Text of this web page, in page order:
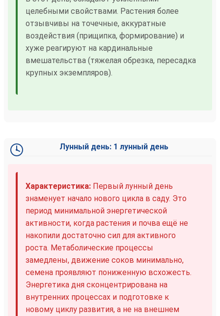
целебными свойствами. Растения более
отзывчивы на точечные, аккуратные
воздействия (прищипка, формирование) и
хуже реагируют на кардинальные
вмешательства (тяжелая обрезка, пересадка
крупных экземпляров).
Лунный день: 1 лунный день
Характеристика: Первый лунный день
знаменует начало нового цикла в саду. Это
период минимальной энергетической
активности, когда растения и почва ещё не
накопили достаточно сил для активного
роста. Метаболические процессы
замедлены, движение соков минимально,
семена проявляют пониженную всхожесть.
Энергетика дня сконцентрирована на
внутренних процессах и подготовке к
новому циклу развития, а не на внешнем